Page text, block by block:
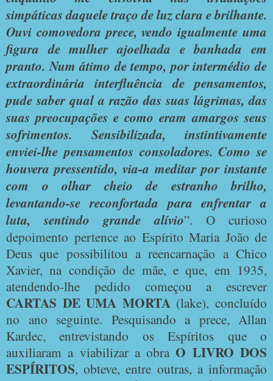
simpáticas daquele traço de luz clara e brilhante.
Ouvi comovedora prece, vendo igualmente uma
figura de mulher ajoelhada e banhada em
pranto. Num átimo de tempo, por intermédio de
extraordinária interfluência de pensamentos,
pude saber qual a razão das suas lágrimas, das
suas preocupações e como eram amargos seus
sofrimentos. Sensibilizada, instintivamente
enviei-lhe pensamentos consoladores. Como se
houvera pressentido, via-a meditar por instante
com o olhar cheio de estranho brilho,
levantando-se reconfortada para enfrentar a
luta, sentindo grande alívio”. O curioso
depoimento pertence ao Espírito Maria João de
Deus que possibilitou a reencarnação a Chico
Xavier, na condição de mãe, e que, em 1935,
atendendo-lhe pedido começou a escrever
CARTAS DE UMA MORTA (lake), concluído
no ano seguinte. Pesquisando a prece, Allan
Kardec, entrevistando os Espíritos que o
auxiliaram a viabilizar a obraO LIVRO DOS
ESPÍRITOS, obteve, entre outras, a informação